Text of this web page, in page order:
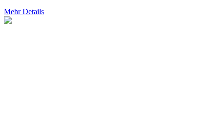
Mehr Details